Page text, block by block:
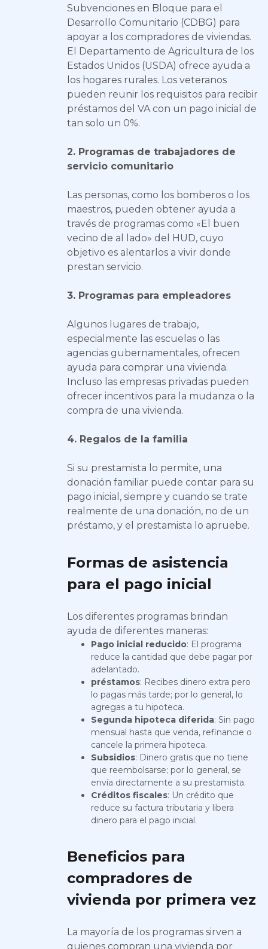
Subvenciones en Bloque para el
Desarrollo Comunitario (CDBG) para
apoyar a los compradores de viviendas.
El Departamento de Agricultura de los
Estados Unidos (USDA) ofrece ayuda a
los hogares rurales. Los veteranos
pueden reunir los requisitos para recibir
préstamos del VA con un pago inicial de
tan solo un 0%.
2. Programas de trabajadores de
servicio comunitario
Las personas, como los bomberos o los
maestros, pueden obtener ayuda a
través de programas como «El buen
vecino de al lado» del HUD, cuyo
objetivo es alentarlos a vivir donde
prestan servicio.
3. Programas para empleadores
Algunos lugares de trabajo,
especialmente las escuelas o las
agencias gubernamentales, ofrecen
ayuda para comprar una vivienda.
Incluso las empresas privadas pueden
ofrecer incentivos para la mudanza o la
compra de una vivienda.
4. Regalos de la familia
Si su prestamista lo permite, una
donación familiar puede contar para su
pago inicial, siempre y cuando se trate
realmente de una donación, no de un
préstamo, y el prestamista lo apruebe.
Formas de asistencia
para el pago inicial
Los diferentes programas brindan
ayuda de diferentes maneras:
Pago inicial reducido: El programa
reduce la cantidad que debe pagar por
adelantado.
préstamos: Recibes dinero extra pero
lo pagas más tarde; por lo general, lo
agregas a tu hipoteca.
Segunda hipoteca diferida: Sin pago
mensual hasta que venda, refinancie o
cancele la primera hipoteca.
Subsidios: Dinero gratis que no tiene
que reembolsarse; por lo general, se
envía directamente a su prestamista.
Créditos fiscales: Un crédito que
reduce su factura tributaria y libera
dinero para el pago inicial.
Beneficios para
compradores de
vivienda por primera vez
La mayoría de los programas sirven a
quienes compran una vivienda por